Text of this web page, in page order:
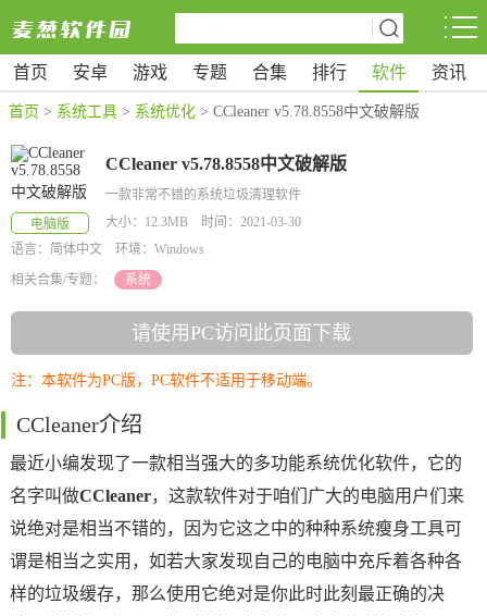
首页 安卓 游戏 专题 合集 排行 软件 资讯
首页 > 系统工具 > 系统优化 > CCleaner v5.78.8558中文破解版
电脑版
CCleaner v5.78.8558中文破解版
一款非常不错的系统垃圾清理软件
大小：12.3MB 时间：2021-03-30
语言：简体中文 环境：Windows
相关合集/专题：
系统
请使用PC访问此页面下载
注：本软件为PC版，PC软件不适用于移动端。
CCleaner介绍
最近小编发现了一款相当强大的多功能系统优化软件，它的
名字叫做CCleaner，这款软件对于咱们广大的电脑用户们来
说绝对是相当不错的，因为它这之中的种种系统瘦身工具可
谓是相当之实用，如若大家发现自己的电脑中充斥着各种各
样的垃圾缓存，那么使用它绝对是你此时此刻最正确的决